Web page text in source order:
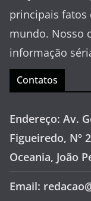
principais fatos
mundo. Nosso
informação
Contatos
Endereço: Av.
Figueiredo, Nº
Oceania, João
Email: